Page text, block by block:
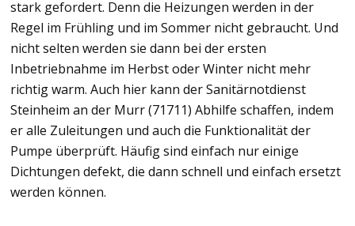
stark gefordert. Denn die Heizungen werden in der
Regel im Frühling und im Sommer nicht gebraucht. Und
nicht selten werden sie dann bei der ersten
Inbetriebnahme im Herbst oder Winter nicht mehr
richtig warm. Auch hier kann der Sanitärnotdienst
Steinheim an der Murr (71711) Abhilfe schaffen, indem
er alle Zuleitungen und auch die Funktionalität der
Pumpe überprüft. Häufig sind einfach nur einige
Dichtungen defekt, die dann schnell und einfach ersetzt
werden können.